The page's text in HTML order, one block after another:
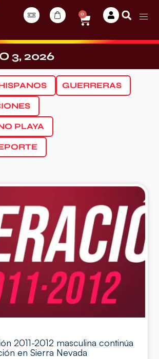
0
3, 2026
GUERRERAS
PLAYA
2011-2012 masculina continúa
en Sierra Nevada